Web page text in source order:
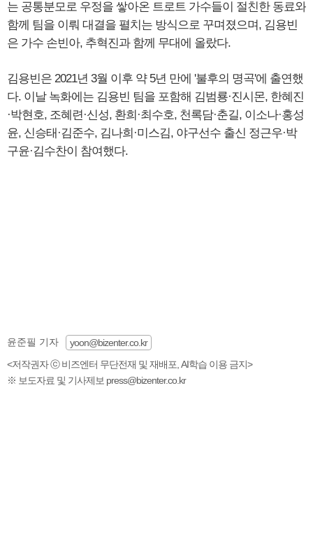
는 공통분모로 우정을 쌓아온 트로트 가수들이 절친한 동료와
함께 팀을 이뤄 대결을 펼치는 방식으로 꾸며졌으며, 김용빈
은 가수 손빈아, 추혁진과 함께 무대에 올랐다.
김용빈은 2021년 3월 이후 약 5년 만에 '불후의 명곡'에 출연했
다. 이날 녹화에는 김용빈 팀을 포함해 김범룡·진시몬, 한혜진
·박현호, 조혜련·신성, 환희·최수호, 천록담·춘길, 이소나·홍성
윤, 신승태·김준수, 김나희·미스김, 야구선수 출신 정근우·박
구윤·김수찬이 참여했다.
윤준필 기자
yoon@bizenter.co.kr
<저작권자 ⓒ 비즈엔터 무단전재 및 재배포, AI학습 이용 금지>
※ 보도자료 및 기사제보 press@bizenter.co.kr